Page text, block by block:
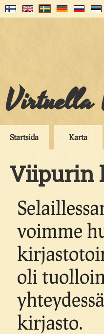
Virtuella
Startsida Karta
Viipurin
voimme
oli
kirjasto.